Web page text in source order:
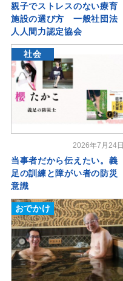
親子でストレスのない療育
施設の選び方 一般社団法
人人間力認定協会
社会
2026年7月24日
当事者だから伝えたい。義
足の訓練と障がい者の防災
意識
おでかけ